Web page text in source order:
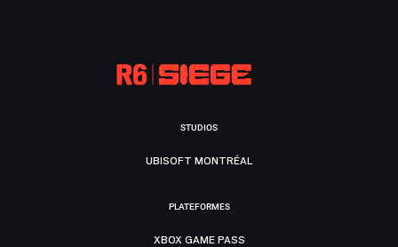
STUDIOS
UBISOFT MONTRÉAL
PLATEFORMES
XBOX GAME PASS